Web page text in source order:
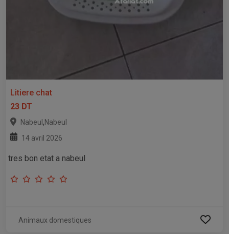
Litiere chat
23 DT
Nabeul ,Nabeul
14 avril 2026
tres bon etat a nabeul
Animaux domestiques